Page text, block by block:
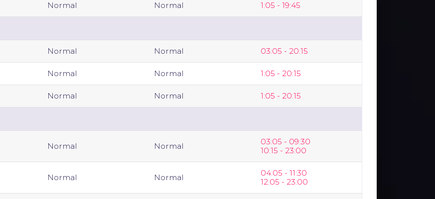
Normal Normal 1:05 - 19:45
Normal Normal 03:05 - 20:15
Normal Normal 1:05 - 20:15
Normal Normal 1:05 - 20:15
Normal Normal
03:05 - 09:30
10:15 - 23:00
Normal Normal
04:05 - 11:30
12:05 - 23:00